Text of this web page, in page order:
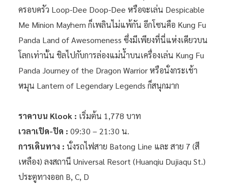
ครอบครัว Loop-Dee Doop-Dee หรือจะเล่น Despicable
Me Minion Mayhem ก็เพลินไม่แพ้กัน อีกโซนคือ Kung Fu
Panda Land of Awesomeness ซึ่งมีเพียงที่นี่แห่งเดียวบน
โลกเท่านั้น ชิลไปกับการล่องแม่น้ำบนเครื่องเล่น Kung Fu
Panda Journey of the Dragon Warrior หรือนั่งกระเช้า
หมุน Lantern of Legendary Legends ก็สนุกมาก
ราคาบน Klook : เริ่มต้น 1,778 บาท
เวลาเปิด-ปิด : 09:30 – 21:30 น.
การเดินทาง : นั่งรถไฟสาย Batong Line และ สาย 7 (สี
เหลือง) ลงสถานี Universal Resort (Huanqiu Dujiaqu St.)
ประตูทางออก B, C, D